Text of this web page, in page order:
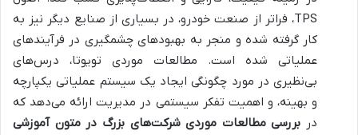
TPS، فراتر از صنعت خودرو، در بسیاری از صنایع دیگر نیز به
کار گرفته شده و منجر به بهبودهای چشمگیری در فرآیندهای
عملیاتی شده است. مطالعات موردی تویوتا، درس‌های
بی‌نظیری در مورد چگونگی ایجاد یک سیستم عملیاتی یکپارچه
و بهینه، و اهمیت تفکر سیستمی در مدیریت ارائه می‌دهد که
در بررسی مطالعات موردی شرکت‌های بزرگ در متون آموزشی